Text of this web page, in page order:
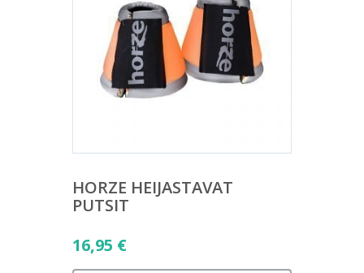
HORZE HEIJASTAVAT
PUTSIT
16,95 €